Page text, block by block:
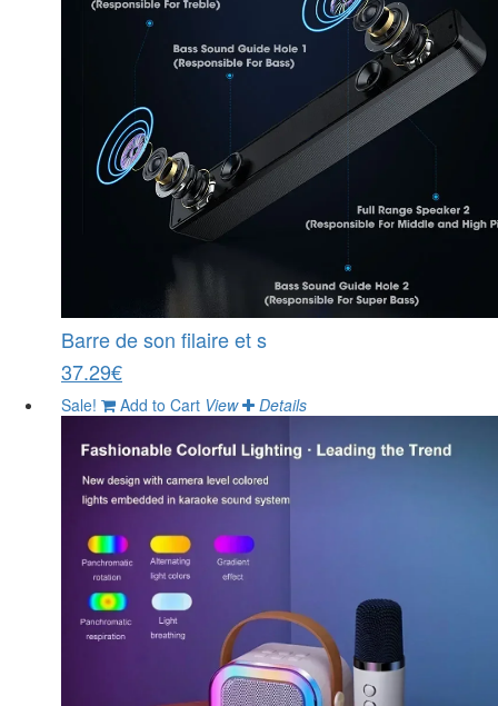
Barre de son filaire et s
37.29€
Sale! Add to Cart View Details